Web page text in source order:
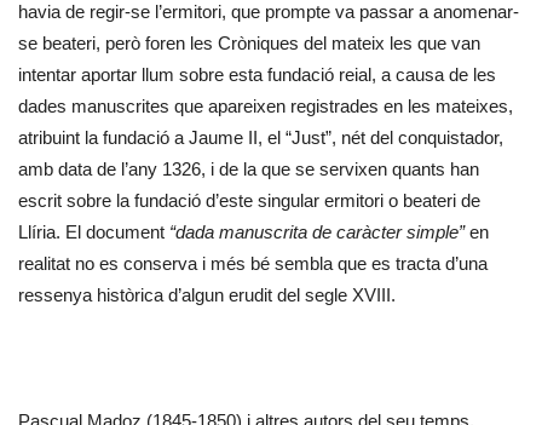
havia de regir-se l’ermitori, que prompte va passar a anomenar-
se beateri, però foren les Cròniques del mateix les que van
intentar aportar llum sobre esta fundació reial, a causa de les
dades manuscrites que apareixen registrades en les mateixes,
atribuint la fundació a Jaume II, el “Just”, nét del conquistador,
amb data de l’any 1326, i de la que se servixen quants han
escrit sobre la fundació d’este singular ermitori o beateri de
Llíria. El document “dada manuscrita de caràcter simple”en
realitat no es conserva i més bé sembla que es tracta d’una
ressenya històrica d’algun erudit del segle XVIII.